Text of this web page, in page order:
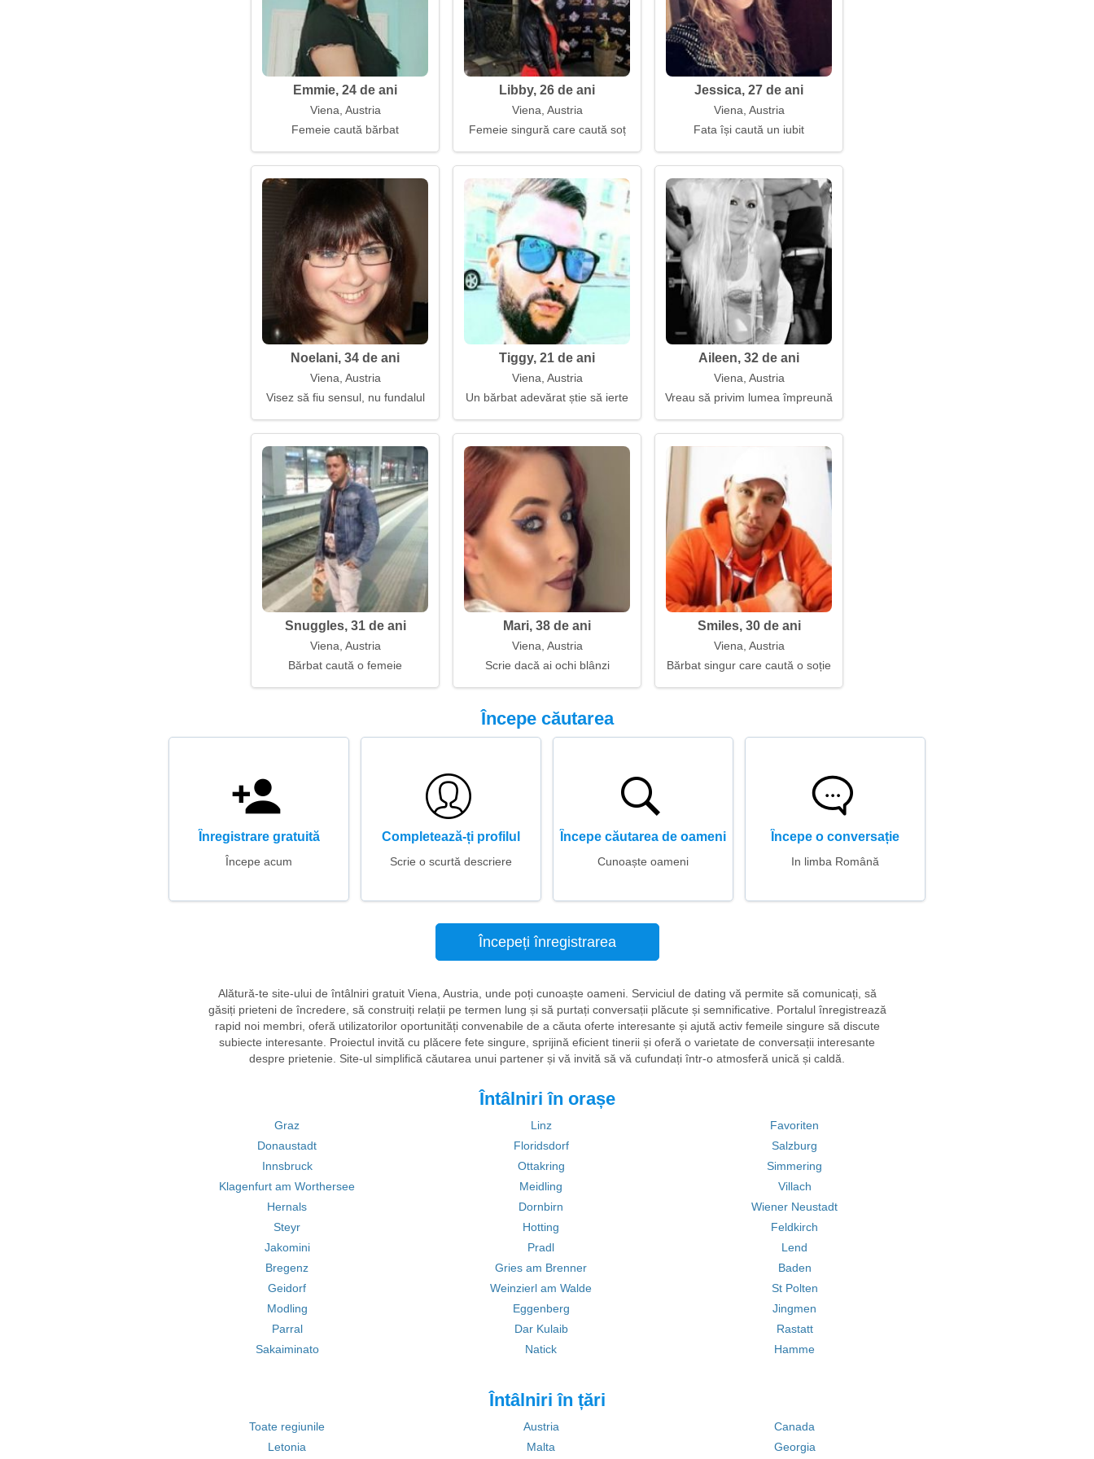
Emmie, 24 de ani
Viena, Austria
Femeie caută bărbat
Libby, 26 de ani
Viena, Austria
Femeie singură care caută soț
Jessica, 27 de ani
Viena, Austria
Fata își caută un iubit
Noelani, 34 de ani
Viena, Austria
Visez să fiu sensul, nu fundalul
Tiggy, 21 de ani
Viena, Austria
Un bărbat adevărat știe să ierte
Aileen, 32 de ani
Viena, Austria
Vreau să privim lumea împreună
Snuggles, 31 de ani
Viena, Austria
Bărbat caută o femeie
Mari, 38 de ani
Viena, Austria
Scrie dacă ai ochi blânzi
Smiles, 30 de ani
Viena, Austria
Bărbat singur care caută o soție
Începe căutarea
Înregistrare gratuită
Începe acum
Completează-ți profilul
Scrie o scurtă descriere
Începe căutarea de oameni
Cunoaște oameni
Începe o conversație
In limba Română
Începeți înregistrarea
Alătură-te site-ului de întâlniri gratuit Viena, Austria, unde poți cunoaște oameni. Serviciul de dating vă permite să comunicați, să
găsiți prieteni de încredere, să construiți relații pe termen lung și să purtați conversații plăcute și semnificative. Portalul înregistrează
rapid noi membri, oferă utilizatorilor oportunități convenabile de a căuta oferte interesante și ajută activ femeile singure să discute
subiecte interesante. Proiectul invită cu plăcere fete singure, sprijină eficient tinerii și oferă o varietate de conversații interesante
despre prietenie. Site-ul simplifică căutarea unui partener și vă invită să vă cufundați într-o atmosferă unică și caldă.
Întâlniri în orașe
Graz Linz
Favoriten
Donaustadt
Floridsdorf
Salzburg
Innsbruck
Ottakring
Simmering
Klagenfurt am Worthersee
Meidling
Villach
Hernals
Dornbirn
Wiener Neustadt
Steyr
Hotting
Feldkirch
Jakomini
Pradl
Lend
Bregenz
Gries am Brenner
Baden
Geidorf
Weinzierl am Walde
St Polten
Modling
Eggenberg
Jingmen
Parral
Dar Kulaib
Rastatt
Sakaiminato
Natick Hamme
Întâlniri în țări
Toate regiunile Austria
Canada
Letonia
Malta Georgia